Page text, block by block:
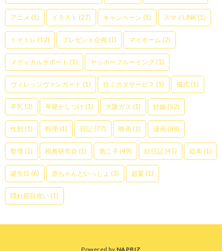
アニメ (1) イラスト (27) キャンペーン (1) スマイLINK(1)
トイトレ (12) プレゼント企画(1) マイホーム (2)
メディカルサポート (1) ヤッホーブルーイング(1)
ヴィレッジヴァンガード (1) 住ミカタサービス (1) 儀式(1)
卒乳(3) 卒寝かしつけ (1) 大阪ガス (1) 妊娠(52)
性別 (1) 料理 (1) 日記(77) 映画(1) 漫画(88)
祭壇 (1) 税務研究会 (1) 第二子(49) 絵日記(45) 絵本(1)
誕生日 (6) 赤ちゃんといっしょ (3) 超宴(1)
隠れ節目祝い(1)
Powered by NAPBIZ